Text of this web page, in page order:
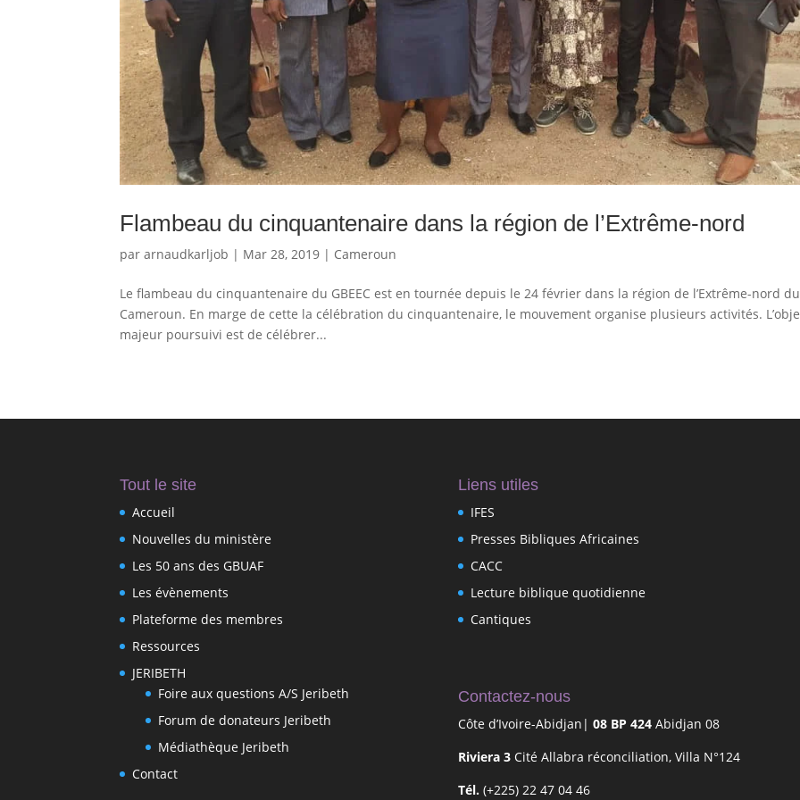
Flambeau du cinquantenaire dans la région de l’Extrême-nord
pararnaudkarljob | Mar 28, 2019 | Cameroun
Le flambeau du cinquantenaire du GBEEC est en tournée depuis le 24 février dans la région de l’Extrême-nord du
Cameroun. En marge de cette la célébration du cinquantenaire, le mouvement organise plusieurs activités.
majeur poursuivi est de célébrer...
Tout le site
Accueil
Nouvelles du ministère
Les 50 ans des GBUAF
Les évènements
Plateforme des membres
Ressources
JERIBETH
Foire aux questions A/S Jeribeth
Forum de donateurs Jeribeth
Médiathèque Jeribeth
Contact
Liens utiles
IFES
Presses Bibliques Africaines
CACC
Lecture biblique quotidienne
Cantiques
Contactez-nous
Côte d’Ivoire-Abidjan| 08 BP 424Abidjan 08
Riviera 3Cité Allabra réconciliation, Villa N°124
Tél. (+225) 22 47 04 46